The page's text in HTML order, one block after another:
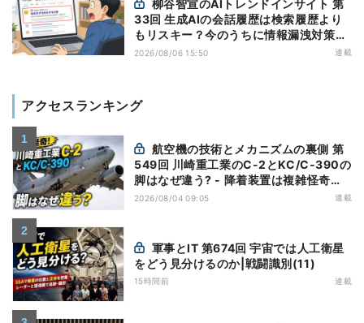
33回 生成AIの会話履歴は検索履歴より
もリスキー？今のうちに情報漏洩対策を
万全にしておこう
2026/08/06 15:50 連載
アクセスランキング
549回 川崎重工業のC-2とKC/C-390の
脚はなぜ違う? - 降着装置は複雑怪奇
(5)|軍用輸送機(10)
2026/08/04 09:05 連載
をどう見分けるのか|戦闘識別(11)
15時間前 連載